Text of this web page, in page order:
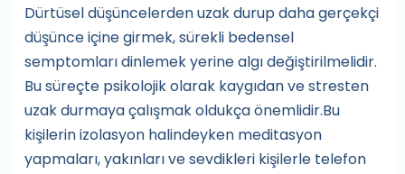
Dürtüsel düşüncelerden uzak durup daha gerçekçi
düşünce içine girmek, sürekli bedensel
semptomları dinlemek yerine algı değiştirilmelidir.
Bu süreçte psikolojik olarak kaygıdan ve stresten
uzak durmaya çalışmak oldukça önemlidir.Bu
kişilerin izolasyon halindeyken meditasyon
yapmaları, yakınları ve sevdikleri kişilerle telefon